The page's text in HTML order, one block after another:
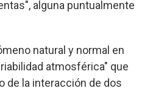
alguna puntualmente
natural y normal en
atmosférica" que
de la interacción de dos